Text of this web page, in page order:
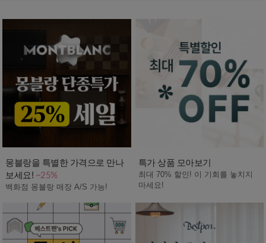
몽블랑을 특별한 가격으로 만나
보세요! ~25%
백화점 몽블랑 매장 A/S 가능!
특가 상품 모아보기
최대 70% 할인! 이 기회를 놓치지
마세요!